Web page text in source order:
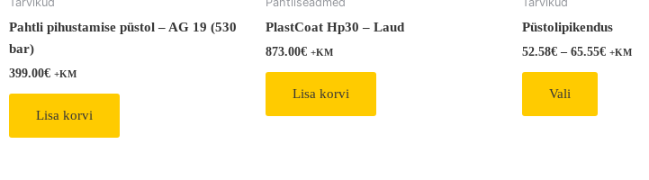
Pahtli pihustamise püstol – AG 19 (530
bar)
399.00€ +KM
Lisa korvi
PlastCoat Hp30 – Laud
873.00€ +KM
Lisa korvi
Püstolipikendus
52.58€ – 65.55€ +KM
Vali
page